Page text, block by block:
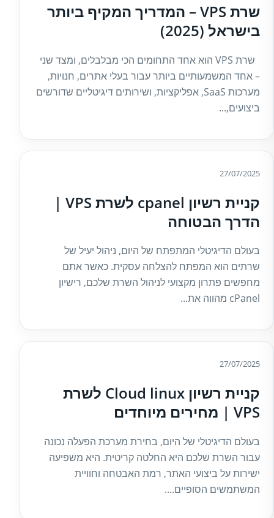
שרת VPS – המדריך המקיף ביותר
בישראל (2025)
שרת VPS הוא אחד התחומים הכי מבלבלים, ומצד שני
– אחד המשמעותיים ביותר עבור בעלי אתרים, חנויות,
מערכות SaaS, אפליקציות, ושירותים דיגיטליים שדורשים
ביצועים,...
27/07/2025
קניית רשיון cpanel לשרת VPS |
הדרך הבטוחה
בעולם הדיגיטלי המתפתח של היום, ניהול יעיל של
שרתים הוא המפתח להצלחה עסקית. כאשר אתם
מחפשים פתרון מקצועי לניהול השרת שלכם, רישיון
cPanel מהווה את...
27/07/2025
קניית רשיון Cloud linux לשרת
VPS | מחירים מיוחדים
בעולם הדיגיטלי של היום, בחירת מערכת הפעלה נכונה
עבור השרת שלכם היא החלטה קריטית. היא משפיעה
ישירות על ביצועי האתר, רמת האבטחה וחוויית
המשתמשים הסופיים....